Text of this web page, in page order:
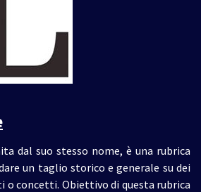
dal suo stesso nome, è una rubrica
un taglio storico e generale su dei
concetti. Obiettivo di questa rubrica